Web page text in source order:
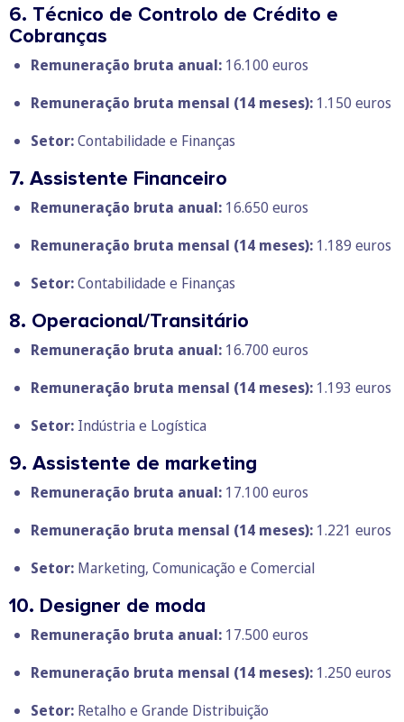
6. Técnico de Controlo de Crédito e
Cobranças
Remuneração bruta anual: 16.100 euros
Remuneração bruta mensal (14 meses): 1.150 euros
Setor:Contabilidade e Finanças
7. Assistente Financeiro
Remuneração bruta anual: 16.650 euros
Remuneração bruta mensal (14 meses): 1.189 euros
Setor:Contabilidade e Finanças
8. Operacional/Transitário
Remuneração bruta anual: 16.700 euros
Remuneração bruta mensal (14 meses): 1.193 euros
Setor: Indústria e Logística
9. Assistente de marketing
Remuneração bruta anual: 17.100 euros
Remuneração bruta mensal (14 meses): 1.221 euros
Setor: Marketing, Comunicação e Comercial
10. Designer de moda
Remuneração bruta anual: 17.500 euros
Remuneração bruta mensal (14 meses): 1.250 euros
Setor: Retalho e Grande Distribuição